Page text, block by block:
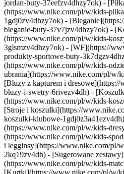
jordan-buty-37eefzv4dhzy7ok) -
(https://www.nike.com/pl/w/kids-
1gdj0zv4dhzy7ok) -
bieganie-buty-37v7jzv4dhzy7ok) -
(https://www.nike.com/pl/w/kids-
3glsmzv4dhzy7ok) - [WF](https://
produkty-sportowe-buty-
(https://www.nike.com/pl/w/kids-
ubrania](https://www.nike.com/pl/w/
[Bluzy z kapturem i
bluzy-i-swetry-6rivezv4dh) -
(https://www.nike.com/pl/w/kids-
[Stroje i koszulki](https://
koszulki-klubowe-
(https://www.nike.com/pl/w/kids-
(https://www.nike.com/pl/w/kids-
i legginsy](https://www.nike.com/pl/
2kq19zv4dh) - [Sugerowane zestawy]
(https://www.nike.com/pl/w/kids-
[Kurtki](https://www.nike.com/pl/w/